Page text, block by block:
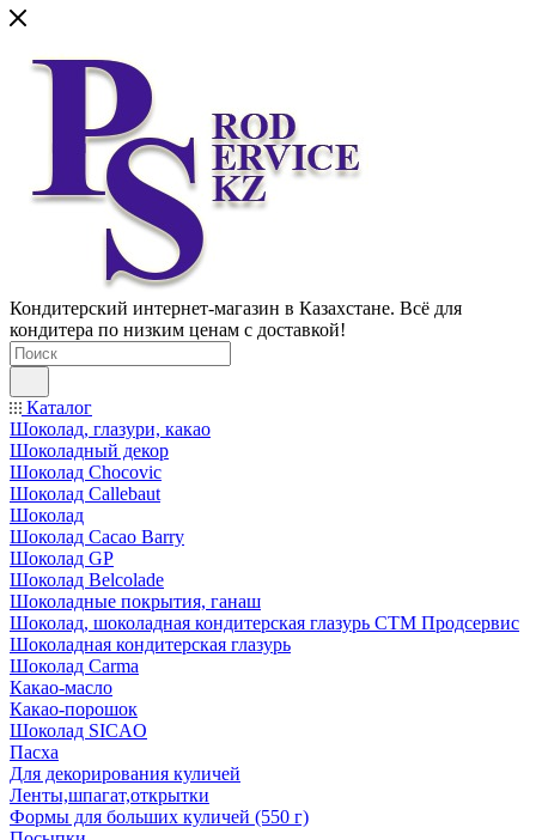
Кондитерский интернет-магазин в Казахстане. Всё для
кондитера по низким ценам с доставкой!
Каталог
Шоколад, глазури, какао
Шоколадный декор
Шоколад Chocovic
Шоколад Callebaut
Шоколад
Шоколад Cacao Barry
Шоколад GP
Шоколад Belcolade
Шоколадные покрытия, ганаш
Шоколад, шоколадная кондитерская глазурь СТМ Продсервис
Шоколадная кондитерская глазурь
Шоколад Carma
Какао-масло
Какао-порошок
Шоколад SICAO
Пасха
Для декорирования куличей
Ленты,шпагат,открытки
Формы для больших куличей (550 г)